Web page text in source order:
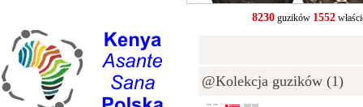
8230guzików 1552
@Kolekcja guzików (1)